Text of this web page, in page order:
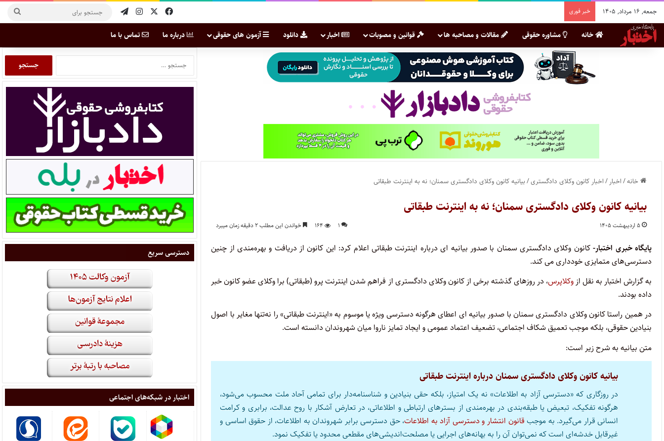
جمعه, ۱۶ مرداد, ۱۴۰۵ خبر فوری
خانه مشاوره حقوقی مقالات و مصاحبه ها قوانین و مصوبات اخبار دانلود آزمون های حقوقی درباره ما تماس با ما
خانه/اخبار /اخبار کانون وکلای دادگستری/بیانیه کانون وکلای دادگستری سمنان؛ نه به اینترنت طبقاتی
بیانیه کانون وکلای دادگستری سمنان؛ نه به اینترنت طبقاتی
۵ اردیبهشت ۱۴۰۵ ۱ ۱۶۴ خواندن این مطلب ۲ دقیقه زمان میبرد
پایگاه خبری اختبار-کانون وکلای دادگستری سمنان با صدور بیانیه ای درباره اینترنت طبقاتی اعلام کرد: این کانون از دریافت و بهره‌مندی از چنین
دسترسی‌های متمایزی خودداری می کند.
به گزارش اختبار به نقل از وکلاپرس، در روزهای گذشته برخی از کانون وکلای دادگستری از فراهم شدن اینترنت پرو (طبقاتی) برا وکلای عضو کانون خبر
داده بودند.
در همین راستا کانون وکلای دادگستری سمنان با صدور بیانیه ای اعطای هرگونه دسترسی ویژه یا موسوم به «اینترنت طبقاتی» را نه‌تنها مغایر با اصول
بنیادین حقوقی، بلکه موجب تعمیق شکاف اجتماعی، تضعیف اعتماد عمومی و ایجاد تمایز ناروا میان شهروندان دانسته است.
متن بیانیه به شرح زیر است:
بیانیه کانون وکلای دادگستری سمنان درباره اینترنت طبقاتی
در روزگاری که «دسترسی آزاد به اطلاعات» نه یک امتیاز، بلکه حقی بنیادین و شناسنامه‌دار برای تمامی آحاد ملت محسوب می‌شود،
هرگونه تفکیک، تبعیض یا طبقه‌بندی در بهره‌مندی از بسترهای ارتباطی و اطلاعاتی، در تعارض آشکار با روح عدالت، برابری و کرامت
انسانی قرار می‌گیرد. به موجبقانون انتشار و دسترسی آزاد به اطلاعات، حق دسترسی برابر شهروندان به اطلاعات، از حقوق اساسی و
غیرقابل خدشه‌ای است که نمی‌توان آن را به بهانه‌های اجرایی یا مصلحت‌اندیشی‌های مقطعی محدود یا تفکیک نمود.
دسترسی سریع
اختبار در شبکه‌های اجتماعی